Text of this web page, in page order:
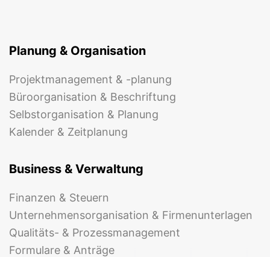
Planung & Organisation
Projektmanagement & -planung
Büroorganisation & Beschriftung
Selbstorganisation & Planung
Kalender & Zeitplanung
Business & Verwaltung
Finanzen & Steuern
Unternehmensorganisation & Firmenunterlagen
Qualitäts- & Prozessmanagement
Formulare & Anträge